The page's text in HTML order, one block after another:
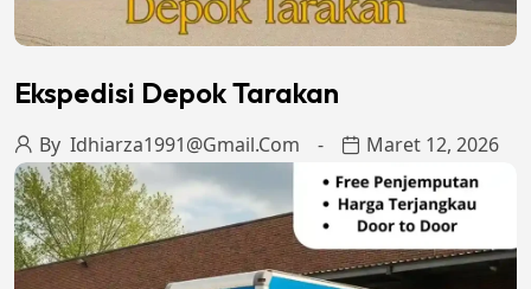
Ekspedisi Depok Tarakan
By Idhiarza1991@gmail.com Maret 12, 2026